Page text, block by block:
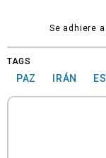
Se adhiere
TAGS
PAZ IRÁN